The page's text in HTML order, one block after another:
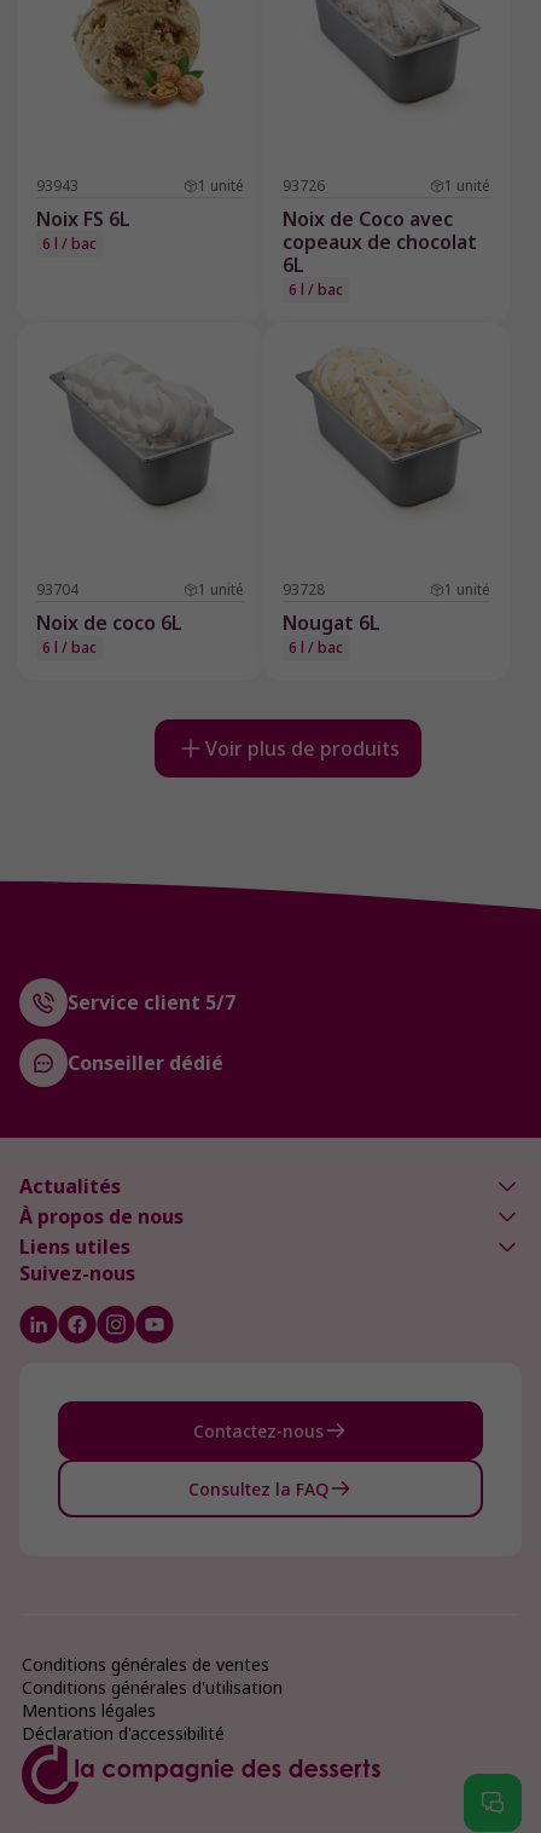
93943 1 unité
Noix FS 6L
6 l / bac
93726 1 unité
Noix de Coco avec
copeaux de chocolat
6L
6 l / bac
93704 1 unité
Noix de coco 6L
6 l / bac
93728 1 unité
Nougat 6L
6 l / bac
Voir plus de produits
Service client 5/7
Conseiller dédié
Actualités
À propos de nous
Liens utiles
Suivez-nous
Contactez-nous
Consultez la FAQ
Conditions générales de ventes
Conditions générales d'utilisation
Mentions légales
Déclaration d'accessibilité